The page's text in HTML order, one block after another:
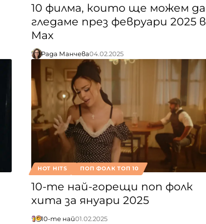
10 филма, които ще можем да
гледаме през февруари 2025 в
Max
Рада Манчева04.02.2025
HOT HITS ПОП ФОЛК ТОП 10
10-те най-горещи поп фолк
хита за януари 2025
10-те най01.02.2025